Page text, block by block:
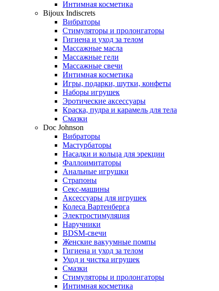
Интимная косметика
Bijoux Indiscrets
Вибраторы
Стимуляторы и пролонгаторы
Гигиена и уход за телом
Массажные масла
Массажные гели
Массажные свечи
Интимная косметика
Игры, подарки, шутки, конфеты
Наборы игрушек
Эротические аксессуары
Краска, пудра и карамель для тела
Смазки
Doc Johnson
Вибраторы
Мастурбаторы
Насадки и кольца для эрекции
Фаллоимитаторы
Анальные игрушки
Страпоны
Секс-машины
Аксессуары для игрушек
Колеса Вартенберга
Электростимуляция
Наручники
BDSM-свечи
Женские вакуумные помпы
Гигиена и уход за телом
Уход и чистка игрушек
Смазки
Стимуляторы и пролонгаторы
Интимная косметика